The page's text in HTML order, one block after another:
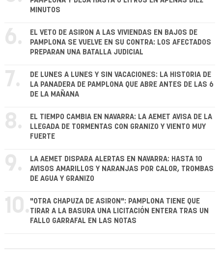
MINUTOS
6.
EL VETO DE ASIRON A LAS VIVIENDAS EN BAJOS DE
PAMPLONA SE VUELVE EN SU CONTRA: LOS AFECTADOS
PREPARAN UNA BATALLA JUDICIAL
7.
DE LUNES A LUNES Y SIN VACACIONES: LA HISTORIA DE
LA PANADERA DE PAMPLONA QUE ABRE ANTES DE LAS 6
DE LA MAÑANA
8.
EL TIEMPO CAMBIA EN NAVARRA: LA AEMET AVISA DE LA
LLEGADA DE TORMENTAS CON GRANIZO Y VIENTO MUY
FUERTE
9.
LA AEMET DISPARA ALERTAS EN NAVARRA: HASTA 10
AVISOS AMARILLOS Y NARANJAS POR CALOR, TROMBAS
DE AGUA Y GRANIZO
10. "OTRA CHAPUZA DE ASIRON": PAMPLONA TIENE QUE
TIRAR A LA BASURA UNA LICITACIÓN ENTERA TRAS UN
FALLO GARRAFAL EN LAS NOTAS